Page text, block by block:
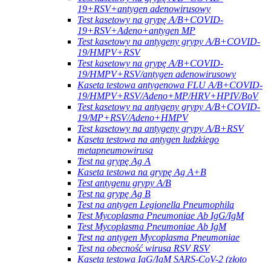
19+RSV+antygen adenowirusowy
Test kasetowy na grypę A/B+COVID-
19+RSV+Adeno+antygen MP
Test kasetowy na antygeny grypy A/B+COVID-
19/HMPV+RSV
Test kasetowy na grypę A/B+COVID-
19/HMPV+RSV/antygen adenowirusowy
Kaseta testowa antygenowa FLU A/B+COVID-
19/HMPV+RSV/Adeno+MP/HRV+HPIV/BoV
Test kasetowy na antygeny grypy A/B+COVID-
19/MP+RSV/Adeno+HMPV
Test kasetowy na antygeny grypy A/B+RSV
Kaseta testowa na antygen ludzkiego
metapneumowirusa
Test na grypę Ag A
Kaseta testowa na grypę Ag A+B
Test antygenu grypy A/B
Test na grypę Ag B
Test na antygen Legionella Pneumophila
Test Mycoplasma Pneumoniae Ab IgG/IgM
Test Mycoplasma Pneumoniae Ab IgM
Test na antygen Mycoplasma Pneumoniae
Test na obecność wirusa RSV RSV
Kaseta testowa IgG/IgM SARS-CoV-2 (złoto